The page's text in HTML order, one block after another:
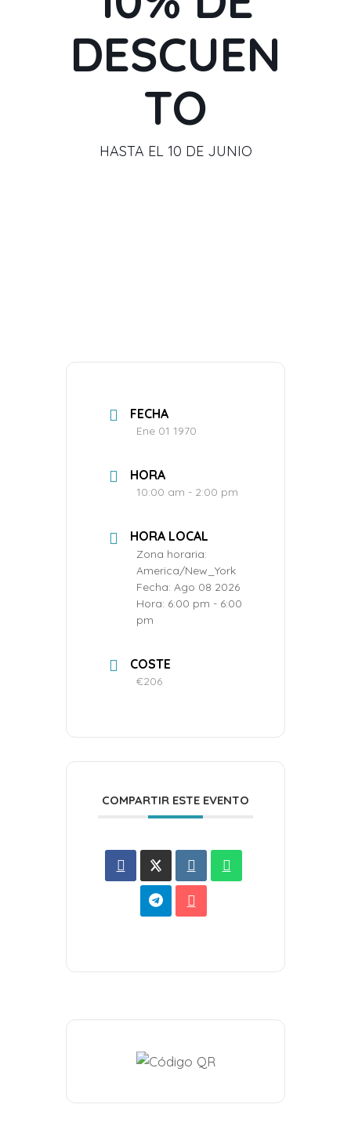
DESCUEN
TO
HASTA EL 10 DE JUNIO
FECHA
Ene 01 1970
HORA
10:00 am - 2:00 pm
HORA LOCAL
Zona horaria:
America/New_York
Fecha: Ago 08 2026
Hora: 6:00 pm - 6:00
pm
COSTE
€206
COMPARTIR ESTE EVENTO